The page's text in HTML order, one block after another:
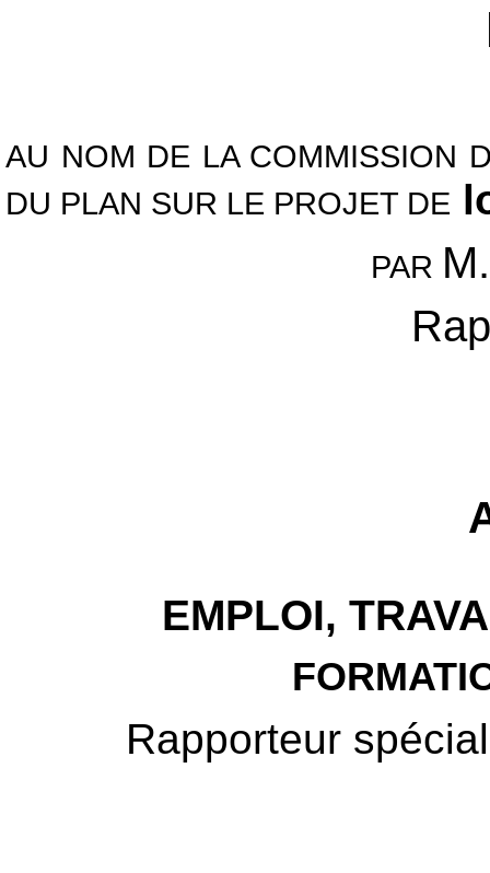
AU NOM DE LA COMMISSION
DU PLAN SUR LE PROJET DE
PAR
EMPLOI,
Rapporteur